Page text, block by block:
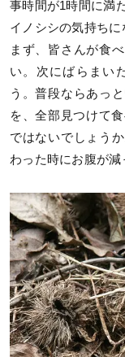
事時間が1時間に満
イノシシの気持ちに
まず、皆さんが食
い。次にばらまい
う。普段ならあっ
を、全部見つけて
ではないでしょう
わった時にお腹が減